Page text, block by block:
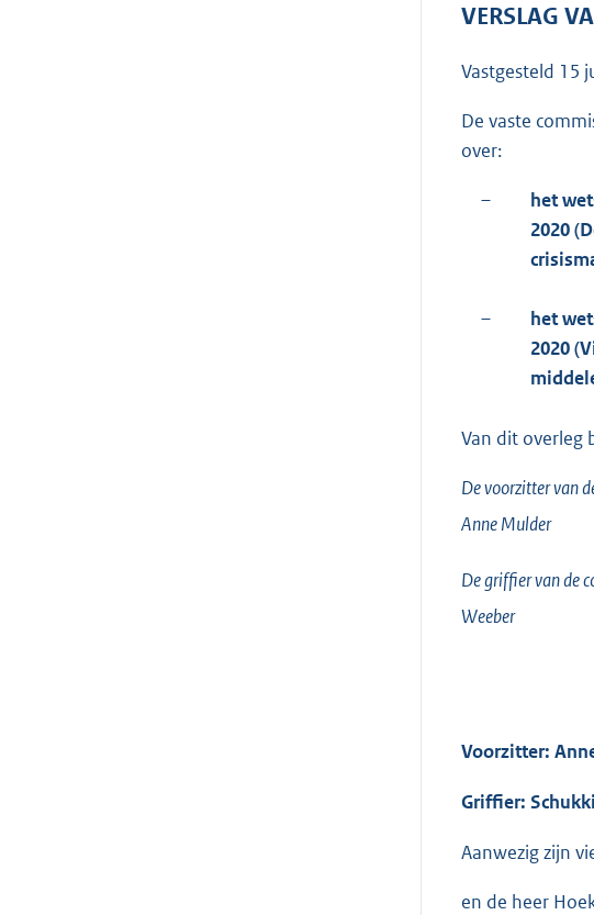
VERSLAG
Vastgesteld 15
De vaste
over:
–
het
2020
–
het
2020
Van dit overleg
De voorzitter van
AnneMulder
De griffier van de
Weeber
Voorzitter:
Griffier:
Aanwezig zijn
en de heer